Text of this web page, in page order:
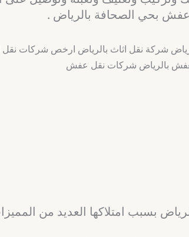
عفش بحي الصحافة بالرياض .
بسبب امتلاكها العديد من